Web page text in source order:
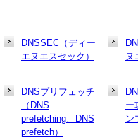
DNSSEC（ディー
エヌエスセック）
ヌ
DNSプリフェッチ
（DNS
prefetching、DNS
prefetch）
ー
ン